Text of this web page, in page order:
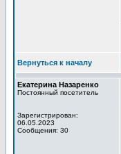
Вернуться к началу
Екатерина Назаренко
Постоянный посетитель
Зарегистрирован:
06.05.2023
Сообщения: 30